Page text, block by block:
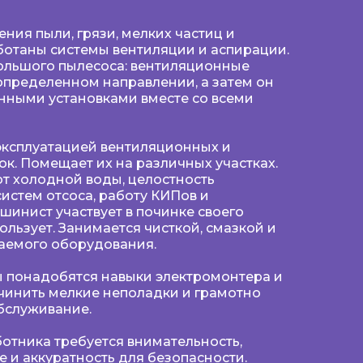
пыли, грязи, мелких частиц и
системы вентиляции и аспирации.
пылесоса: вентиляционные
направлении, а затем он
установками вместе со всеми
вентиляционных и
Помещает их на различных участках.
холодной воды, целостность
отсоса, работу КИПов и
участвует в починке своего
Занимается чисткой, смазкой и
оборудования.
навыки электромонтера и
мелкие неполадки и грамотно
требуется внимательность,
аккуратность для безопасности.